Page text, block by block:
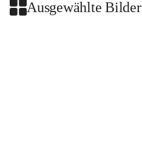
Ausgewählte Bilder